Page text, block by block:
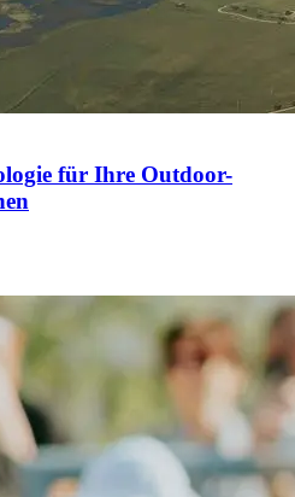
für Ihre Outdoor-